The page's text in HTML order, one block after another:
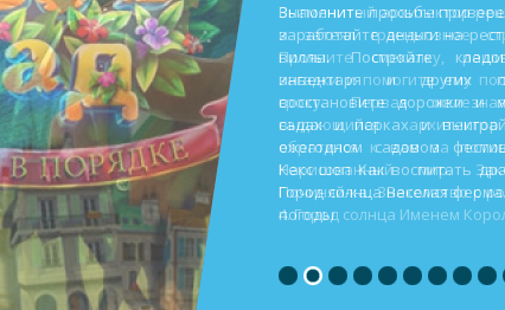
Выполните просьбы
заработайте деньги на
виллы. Постройте
инвентаря и других
восстановите дорожки и
садах и парках и
ежегодном садовом
Кекс шоп Как воспитать
Город солнца Веселая
погоды